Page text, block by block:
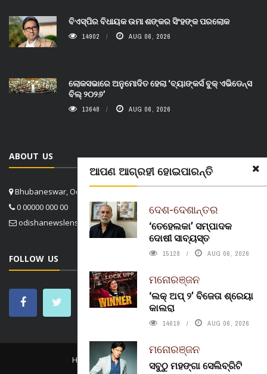
ଆପଣ ଆଗ୍ରହୀ ହୋଇପାରନ୍ତି
ଦେଶ-ଦେଶାନ୍ତର
‘ତେହେଲକା’ ସମ୍ପାଦକ
ଦୋଷୀ ସାବ୍ୟସ୍ତ
15128 AUG 06, 2026
ମନୋରଞ୍ଜନ
‘ଲକ୍ ଅପ୍ ୨’ ବିଜେତା ଶ୍ରେୟା
କାଲରା
14619 AUG 06, 2026
ମନୋରଞ୍ଜନ
ସବୁଠୁ ମହଙ୍ଗା ସେଲିବ୍ରିଟି
ବିଏସ୍‌ପିର ବିଧାୟକ ଉମା ଶଙ୍କର ସିଂହଙ୍କ ପରଲୋକ
14902 AUG 06, 2026
ଲୋକସଭାରେ ଅନୁମୋଦିତ ହେଲା ‘ବ୍ୟାଙ୍କର୍ସ ବୁକ୍ ଏଭିଡେନ୍ସ
ବିଲ୍ ୨୦୨୬’
13648 AUG 06, 2026
ABOUT US
Bhubaneswar, Odisha, India
0 00000 000 00
odishanewslens@gmail.com
FOLLOW US
HOME CONTACT US ABOUT US